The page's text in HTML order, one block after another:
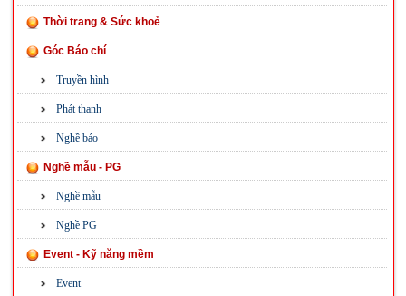
Thời trang & Sức khoẻ
Góc Báo chí
Truyền hình
Phát thanh
Nghề báo
Nghề mẫu - PG
Nghề mẫu
Nghề PG
Event - Kỹ năng mềm
Event